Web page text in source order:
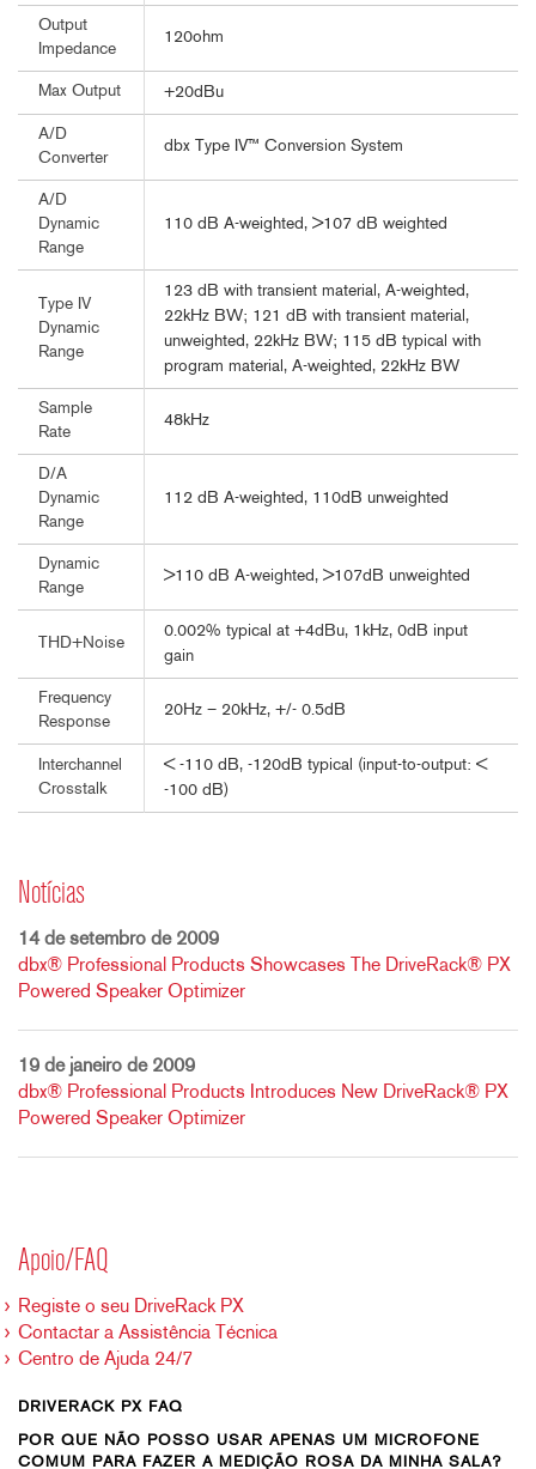
Output
Impedance
120ohm
Max Output +20dBu
A/D
Converter
dbx Type IV™ Conversion System
A/D
Dynamic
Range
110 dB A-weighted, >107 dB weighted
Type IV
Dynamic
Range
123 dB with transient material, A-weighted,
22kHz BW; 121 dB with transient material,
unweighted, 22kHz BW; 115 dB typical with
program material, A-weighted, 22kHz BW
Sample
Rate
48kHz
D/A
Dynamic
Range
112 dB A-weighted, 110dB unweighted
Dynamic
Range
>110 dB A-weighted, >107dB unweighted
THD+Noise
0.002% typical at +4dBu, 1kHz, 0dB input
gain
Frequency
Response
20Hz – 20kHz, +/- 0.5dB
Interchannel
Crosstalk
< -110 dB, -120dB typical (input-to-output: <
-100 dB)
Notícias
14 de setembro de 2009
dbx® Professional Products Showcases The DriveRack® PX
Powered Speaker Optimizer
19 de janeiro de 2009
dbx® Professional Products Introduces New DriveRack® PX
Powered Speaker Optimizer
Apoio/FAQ
Registe o seu DriveRack PX
Contactar a Assistência Técnica
Centro de Ajuda 24/7
DRIVERACK PX FAQ
POR QUE NÃO POSSO USAR APENAS UM MICROFONE
COMUM PARA FAZER A MEDIÇÃO ROSA DA MINHA SALA?